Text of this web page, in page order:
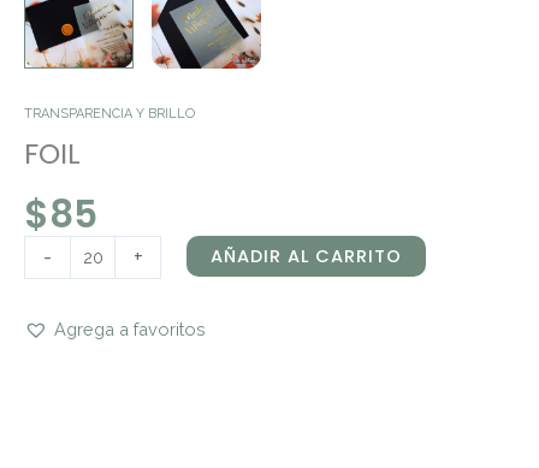
TRANSPARENCIA Y BRILLO
FOIL
$85
- + AÑADIR AL CARRITO
Agrega a favoritos